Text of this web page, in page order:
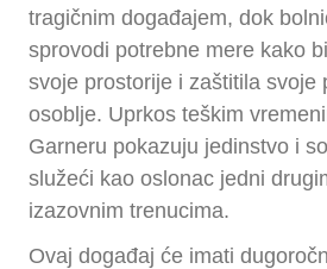
tragičnim događajem, dok
sprovodi potrebne mere kako
svoje prostorije i zaštitila svoje
osoblje. Uprkos teškim
Garneru pokazuju jedinstvo i
služeći kao oslonac jedni
izazovnim trenucima.
Ovaj događaj će imati